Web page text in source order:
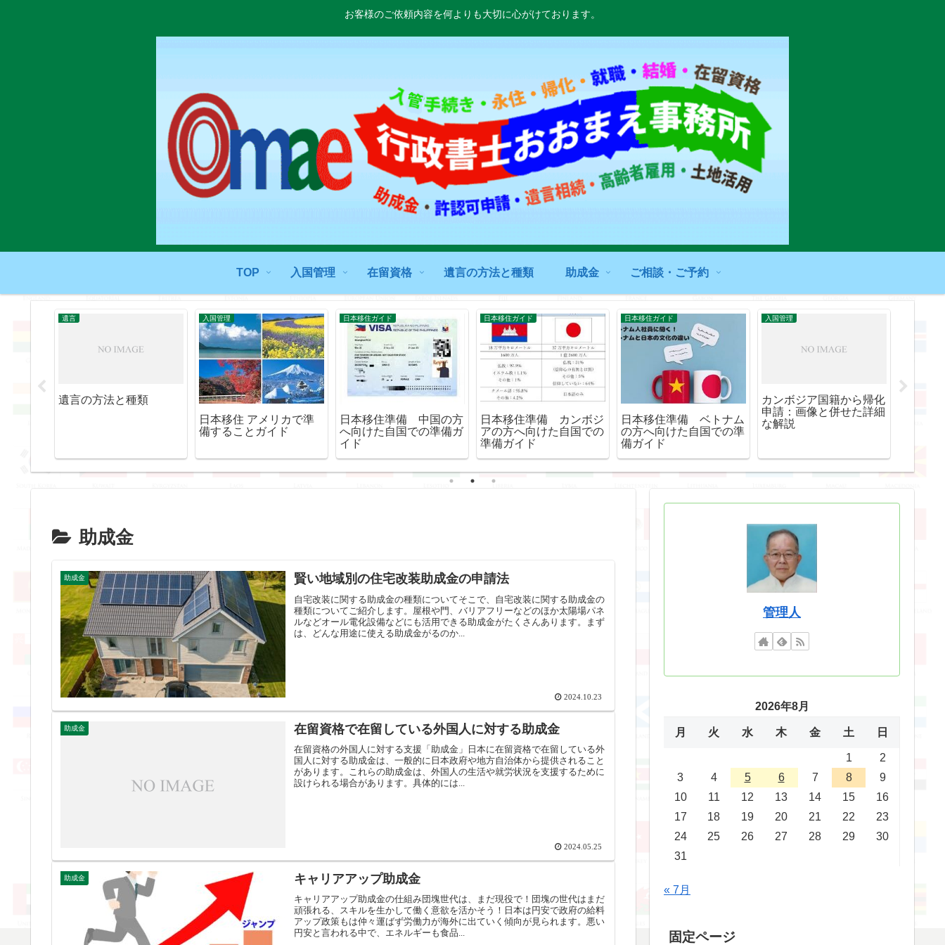
お客様のご依頼内容を何よりも大切に心がけております。
TOP 入国管理 在留資格 遺言の方法と種類 助成金 ご相談・ご予約
遺言
遺言の方法と種類
入国管理
日本移住 アメリカで準
備することガイド
日本移住ガイド
日本移住準備 中国の方
へ向けた自国での準備ガ
イド
日本移住ガイド
日本移住準備 カンボジ
アの方へ向けた自国での
準備ガイド
日本移住ガイド
日本移住準備 ベトナム
の方へ向けた自国での準
備ガイド
入国管理
カンボジア国籍から帰化
申請：画像と併せた詳細
な解説
助成金
助成金 賢い地域別の住宅改装助成金の申請法
自宅改装に関する助成金の種類についてそこで、自宅改装に関する助成金の
種類についてご紹介します。屋根や門、バリアフリーなどのほか太陽場パネ
ルなどオール電化設備などにも活用できる助成金がたくさんあります。まず
は、どんな用途に使える助成金がるのか...
2024.10.23
助成金 在留資格で在留している外国人に対する助成金
在留資格の外国人に対する支援「助成金」日本に在留資格で在留している外
国人に対する助成金は、一般的に日本政府や地方自治体から提供されること
があります。これらの助成金は、外国人の生活や就労状況を支援するために
設けられる場合があります。具体的には...
2024.05.25
助成金 キャリアアップ助成金
キャリアアップ助成金の仕組み団塊世代は、まだ現役で！団塊の世代はまだ
頑張れる、スキルを生かして働く意欲を活かそう！日本は円安で政府の給料
アップ政策もは仲々運ばず労働力が海外に出ていく傾向が見られます。悪い
円安と言われる中で、エネルギーも食品...
管理人
2026年8月
月 火 水 木 金 土 日
1
2
3
4 5 6 7 8
9
10
11 12 13 14 15
16
17
18 19 20 21 22
23
24
25 26 27 28 29
30
31
« 7月
固定ページ